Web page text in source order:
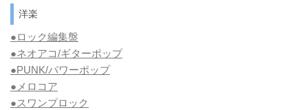
洋楽
●ロック編集盤
●ネオアコ/ギターポップ
●PUNK/パワーポップ
●メロコア
●スワンプロック